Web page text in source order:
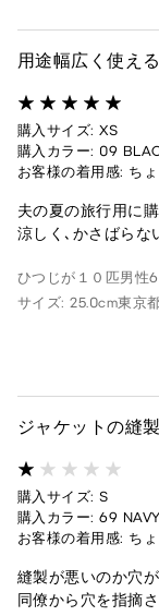
用途幅広く使える
購入サイズ: XS
購入カラー: 09
お客様の着用感: ち
夫の夏の旅行用に
涼しく､かさばらな
ひつじが１０匹男性
サイズ: 25.0cm東京
ジャケットの縫
購入サイズ: S
購入カラー: 69 NAVY
お客様の着用感: ち
縫製が悪いのか穴
同僚から穴を指摘さ